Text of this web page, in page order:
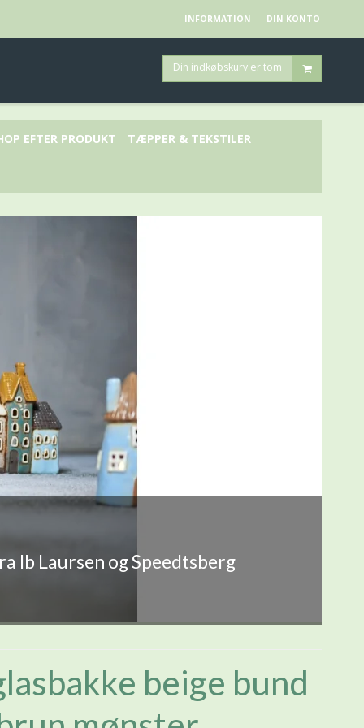
INFORMATION DIN KONTO
Din indkøbskurv er tom
EFTER PRODUKT TÆPPER & TEKSTILER
Ib Laursen og Speedtsberg
beige bund